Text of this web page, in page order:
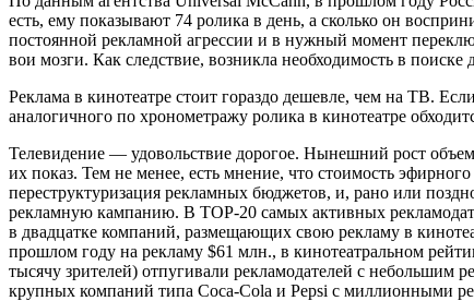
есть, ему показывают 74 ролика в день, а сколько он
постоянной рекламной агрессии и в нужный момент
вои мозги. Как следствие, возникла необходимость в
Реклама в кинотеатре стоит гораздо дешевле, чем на ТВ.
аналогичного по хронометражу ролика в кинотеатре
Телевидение — удовольствие дорогое. Нынешний рост
их показ. Тем не менее, есть мнение, что стоимость
переструктуризация рекламных бюджетов, и, рано или
рекламную кампанию. В TOP-20 самых активных
в двадцатке компаний, размещающих свою рекламу в
прошлом году на рекламу $61 млн., в кинотеатральном
тысячу зрителей) отпугивали рекламодателей с небольшим
крупных компаний типа Coca-Cola и Pepsi с миллионными